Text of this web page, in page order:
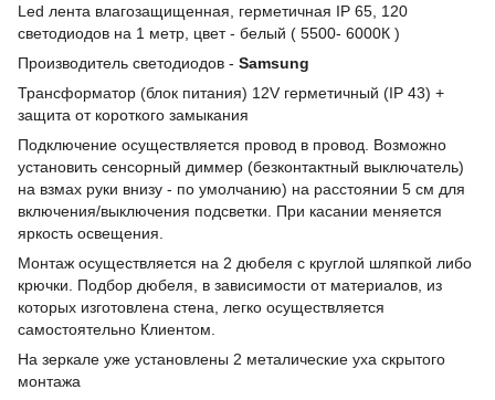
Led лента влагозащищенная, герметичная IP 65, 120
светодиодов на 1 метр, цвет - белый ( 5500- 6000К )
Производитель светодиодов - Samsung
Трансформатор (блок питания) 12V герметичный (IP 43) +
защита от короткого замыкания
Подключение осуществляется провод в провод. Возможно
установить сенсорный диммер (безконтактный выключатель)
на взмах руки внизу - по умолчанию) на расстоянии 5 см для
включения/выключения подсветки. При касании меняется
яркость освещения.
Монтаж осуществляется на 2 дюбеля с круглой шляпкой либо
крючки. Подбор дюбеля, в зависимости от материалов, из
которых изготовлена стена, легко осуществляется
самостоятельно Клиентом.
На зеркале уже установлены 2 металические уха скрытого
монтажа